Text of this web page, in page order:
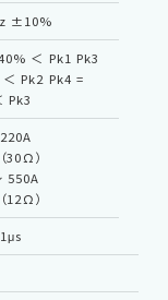
±10%
＜ Pk1 Pk3
Pk2 Pk4 =
Pk3
30Ω）
550A
12Ω）